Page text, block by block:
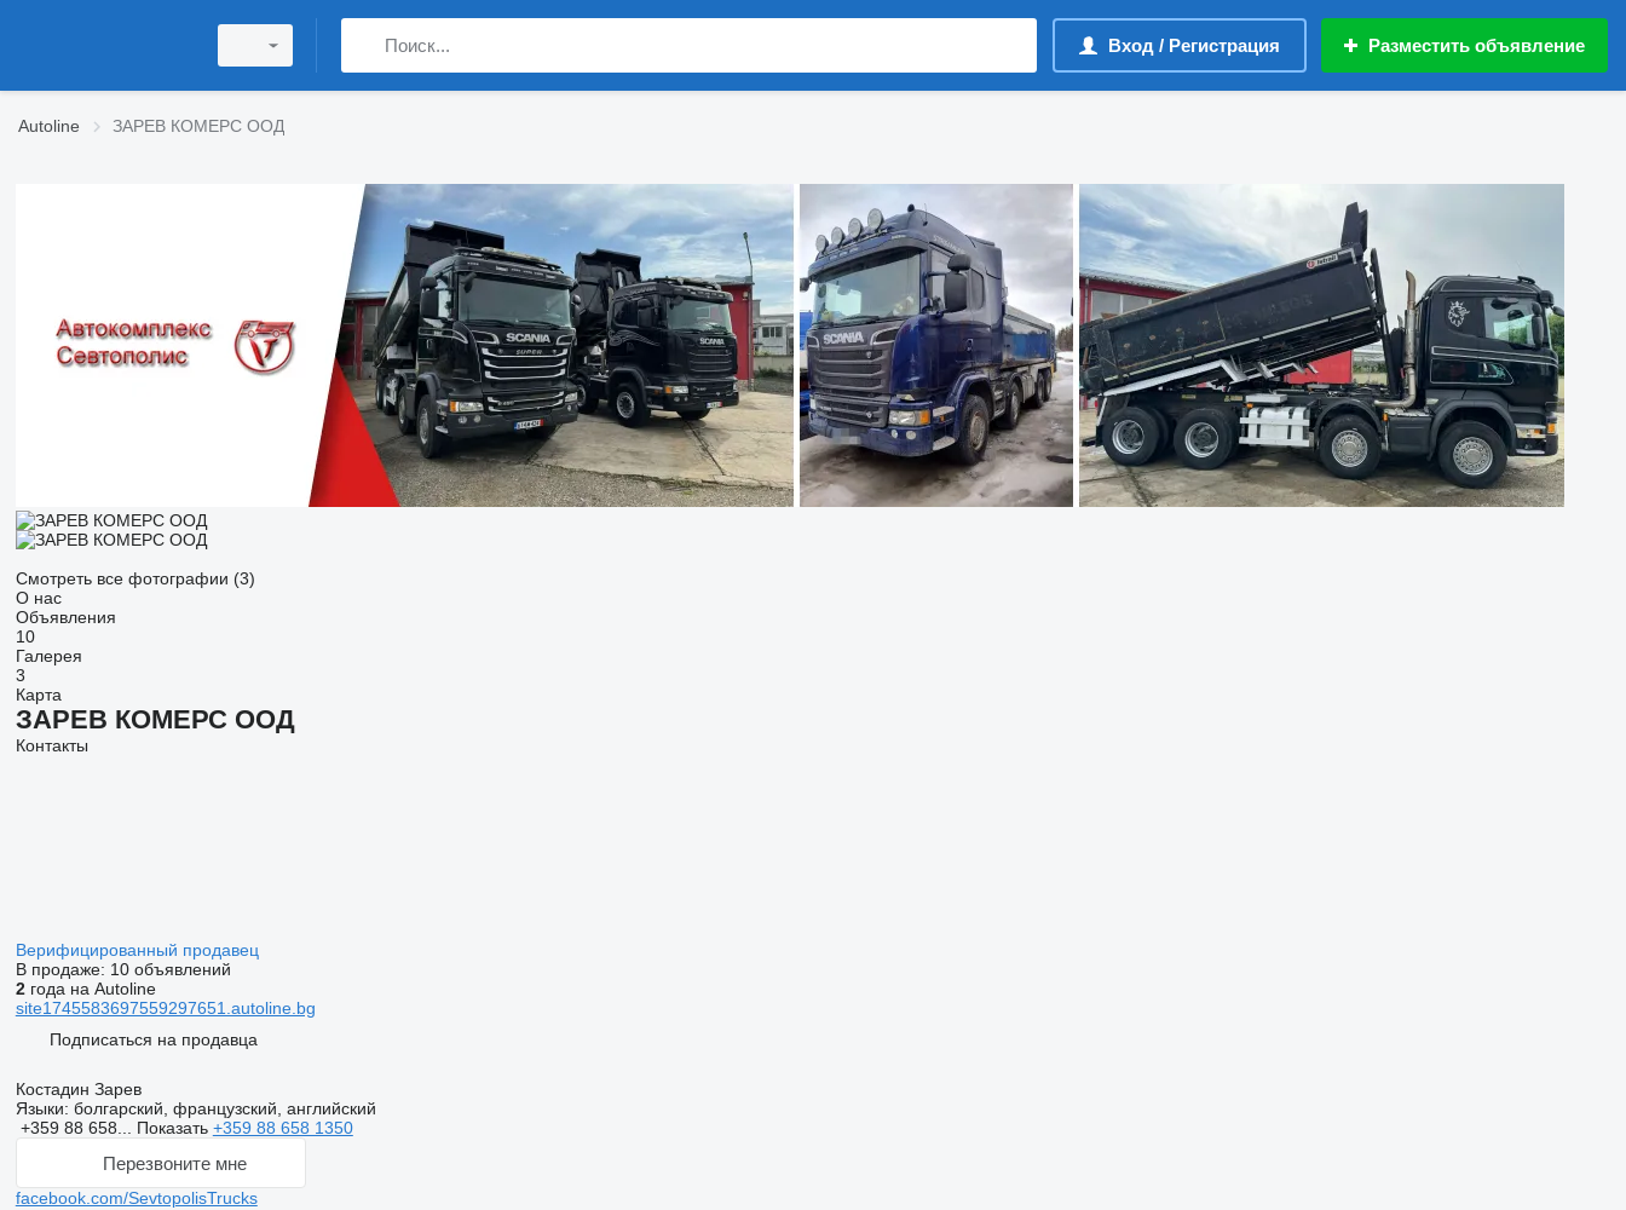
Вход / Регистрация Разместить объявление
Autoline ЗАРЕВ КОМЕРС ООД
Смотреть все фотографии (3)
О нас
Объявления
10
Галерея
3
Карта
ЗАРЕВ КОМЕРС ООД
Контакты
Верифицированный продавец
В продаже: 10 объявлений
2года на Autoline
site1745583697559297651.autoline.bg
Подписаться на продавца
Костадин Зарев
Языки: болгарский, французский, английский
+359 88 658... Показать +359 88 658 1350
Перезвоните мне
facebook.com/SevtopolisTrucks